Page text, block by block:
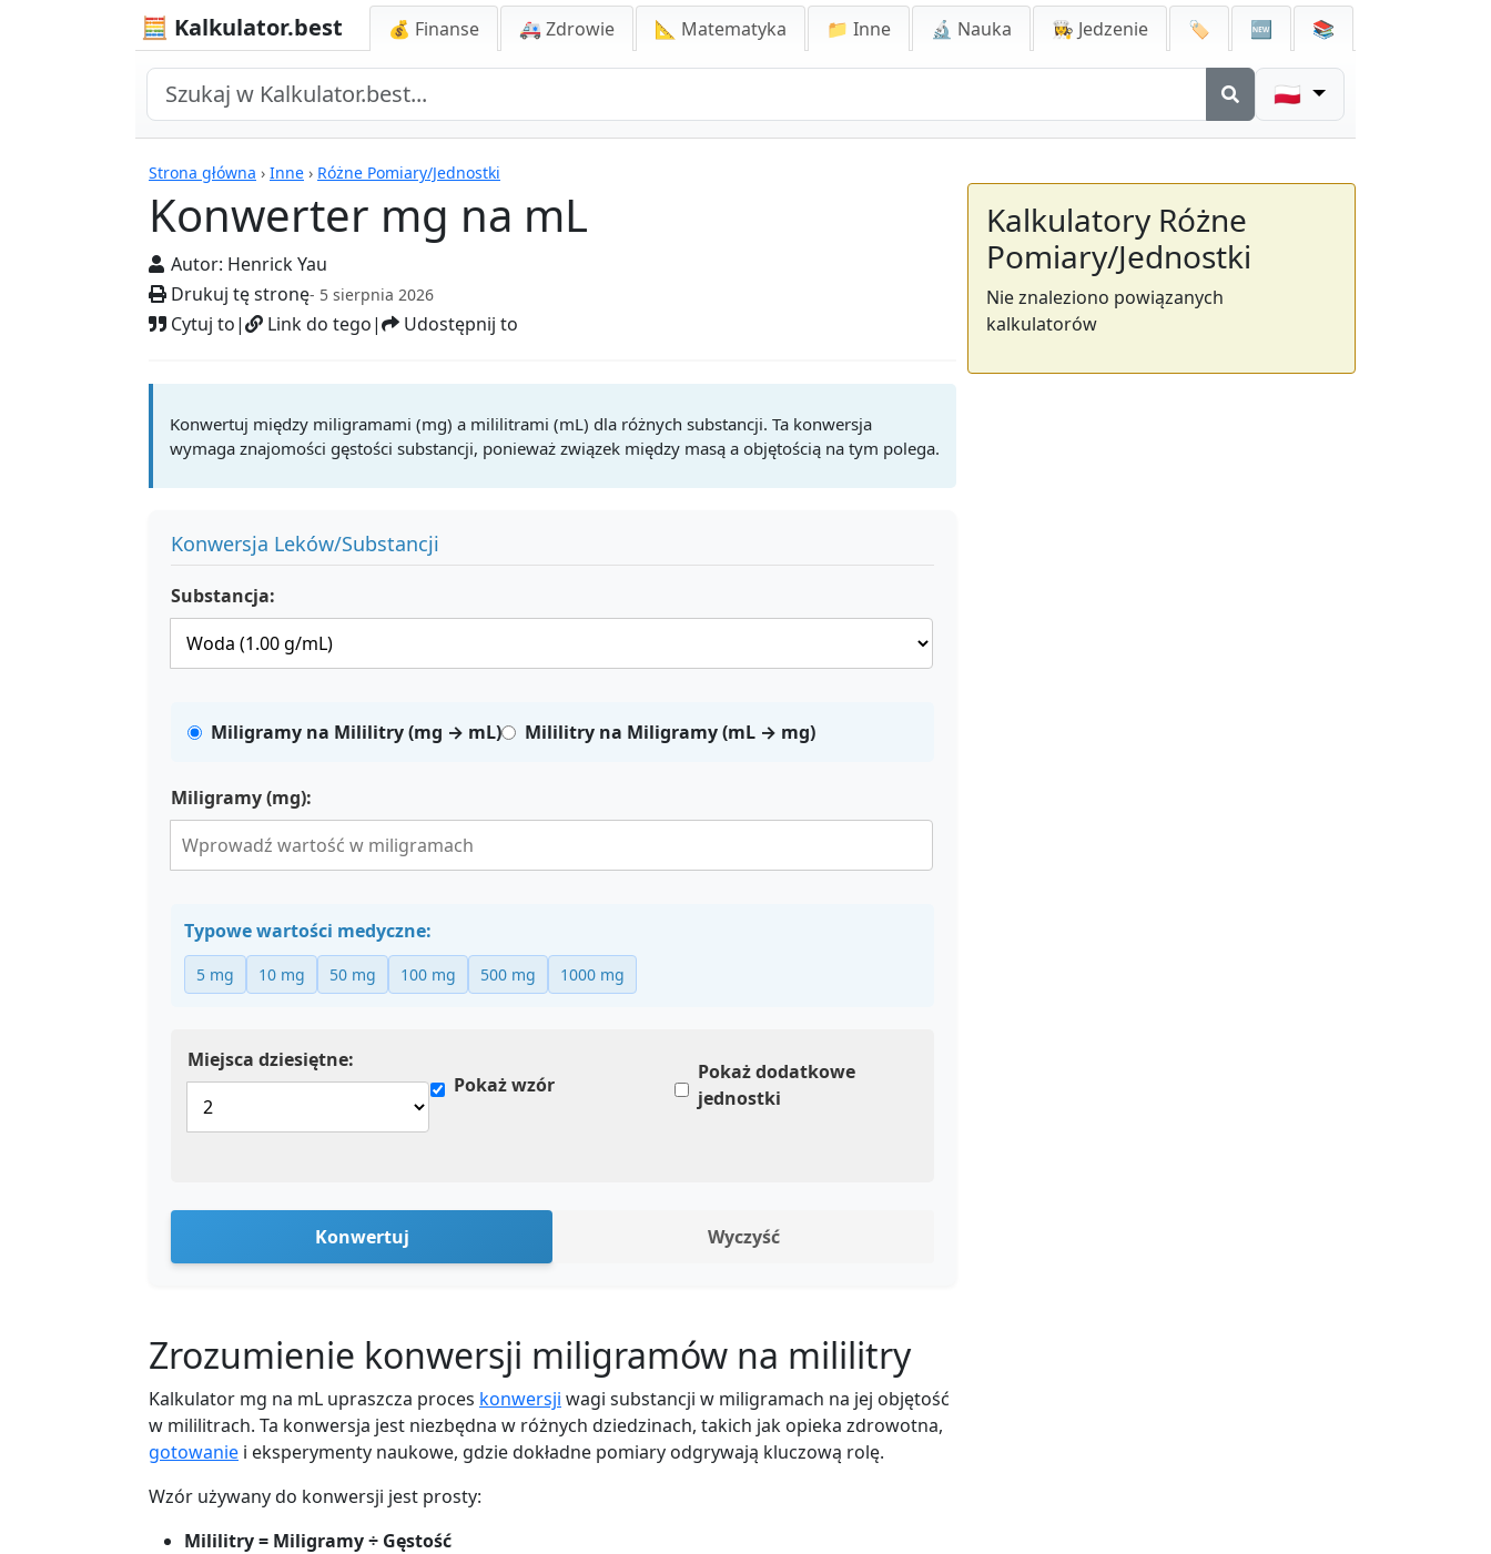
🧮 Kalkulator.best 💰 Finanse 🚑 Zdrowie 📐 Matematyka 📁 Inne 🔬 Nauka 👩‍🍳 Jedzenie 🏷️ 🆕 📚
🇵🇱
Strona główna › Inne › Różne Pomiary/Jednostki
Konwerter mg na mL
Autor: Henrick Yau
Drukuj tę stronę- 5 sierpnia 2026
Cytuj to| Link do tego| Udostępnij to
Kalkulatory
Konwertuj między miligramami (mg) a mililitrami (mL) dla różnych substancji. Ta konwersja
wymaga znajomości gęstości substancji, ponieważ związek między masą a objętością na tym polega.
Konwersja Leków/Substancji
Substancja:
Miligramy na Mililitry (mg → mL) Mililitry na Miligramy (mL → mg)
Miligramy (mg):
Typowe wartości medyczne:
5 mg 10 mg 50 mg 100 mg 500 mg 1000 mg
Miejsca dziesiętne:
Pokaż wzór
Pokaż dodatkowe
jednostki
Konwertuj Wyczyść
Zrozumienie konwersji miligramów na mililitry
Kalkulator mg na mL upraszcza proces konwersji wagi substancji w miligramach na jej objętość
w mililitrach. Ta konwersja jest niezbędna w różnych dziedzinach, takich jak opieka zdrowotna,
gotowanie i eksperymenty naukowe, gdzie dokładne pomiary odgrywają kluczową rolę.
Wzór używany do konwersji jest prosty:
Mililitry = Miligramy ÷ Gęstość
Kalkulatory Różne
Pomiary/Jednostki
Nie znaleziono powiązanych
kalkulatorów